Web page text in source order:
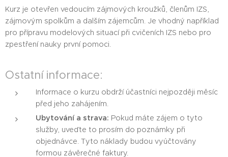
Kurz je otevřen vedoucím zájmových kroužků, členům IZS,
zájmovým spolkům a dalším zájemcům. Je vhodný například
pro přípravu modelových situací při cvičeních IZS nebo pro
zpestření nauky první pomoci.
Ostatní informace:
Informace o kurzu obdrží účastníci nejpozději měsíc
před jeho zahájením.
Ubytování a strava: Pokud máte zájem o tyto
služby, uveďte to prosím do poznámky při
objednávce. Tyto náklady budou vyúčtovány
formou závěrečné faktury.